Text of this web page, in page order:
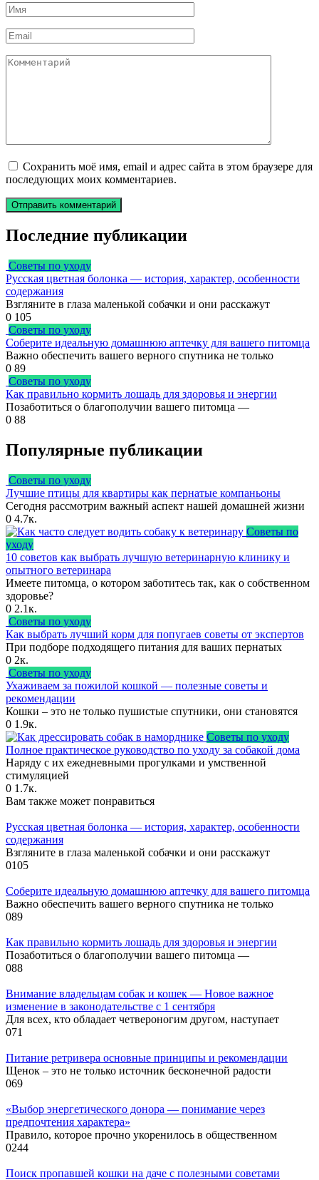
Имя
*
Email
*
Комментарий
Сохранить моё имя, email и адрес сайта в этом браузере для
последующих моих комментариев.
Последние публикации
Советы по уходу
Русская цветная болонка — история, характер, особенности
содержания
Взгляните в глаза маленькой собачки и они расскажут
0 105
Советы по уходу
Соберите идеальную домашнюю аптечку для вашего питомца
Важно обеспечить вашего верного спутника не только
0 89
Советы по уходу
Как правильно кормить лошадь для здоровья и энергии
Позаботиться о благополучии вашего питомца —
0 88
Популярные публикации
Советы по уходу
Лучшие птицы для квартиры как пернатые компаньоны
Сегодня рассмотрим важный аспект нашей домашней жизни
0 4.7к.
Советы по
уходу
10 советов как выбрать лучшую ветеринарную клинику и
опытного ветеринара
Имеете питомца, о котором заботитесь так, как о собственном
здоровье?
0 2.1к.
Советы по уходу
Как выбрать лучший корм для попугаев советы от экспертов
При подборе подходящего питания для ваших пернатых
0 2к.
Советы по уходу
Ухаживаем за пожилой кошкой — полезные советы и
рекомендации
Кошки – это не только пушистые спутники, они становятся
0 1.9к.
Советы по уходу
Полное практическое руководство по уходу за собакой дома
Наряду с их ежедневными прогулками и умственной
стимуляцией
0 1.7к.
Вам также может понравиться
Русская цветная болонка — история, характер, особенности
содержания
Взгляните в глаза маленькой собачки и они расскажут
0105
Соберите идеальную домашнюю аптечку для вашего питомца
Важно обеспечить вашего верного спутника не только
089
Как правильно кормить лошадь для здоровья и энергии
Позаботиться о благополучии вашего питомца —
088
Внимание владельцам собак и кошек — Новое важное
изменение в законодательстве с 1 сентября
Для всех, кто обладает четвероногим другом, наступает
071
Питание ретривера основные принципы и рекомендации
Щенок – это не только источник бесконечной радости
069
«Выбор энергетического донора — понимание через
предпочтения характера»
Правило, которое прочно укоренилось в общественном
0244
Поиск пропавшей кошки на даче с полезными советами